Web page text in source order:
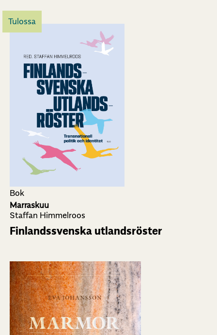
Tulossa
Bok
Marraskuu
Staffan Himmelroos
Finlandssvenska utlandsröster